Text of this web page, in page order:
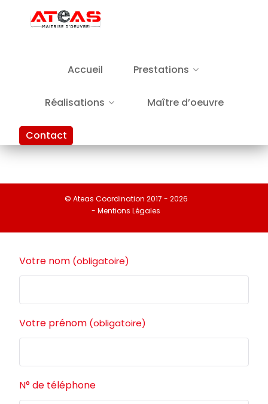
Accueil Prestations
Réalisations Maître d’oeuvre
Contact
© Ateas Coordination 2017 - 2026
- Mentions Légales
Votre nom (obligatoire)
Votre prénom (obligatoire)
N° de téléphone